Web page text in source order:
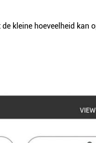
kleine hoeveelheid kan